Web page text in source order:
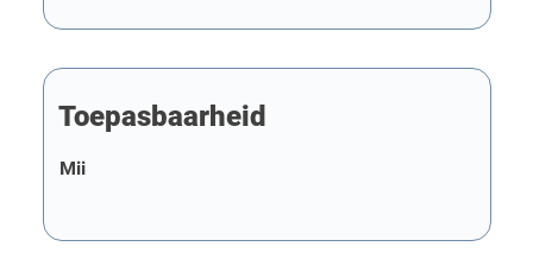
Toepasbaarheid
Mii